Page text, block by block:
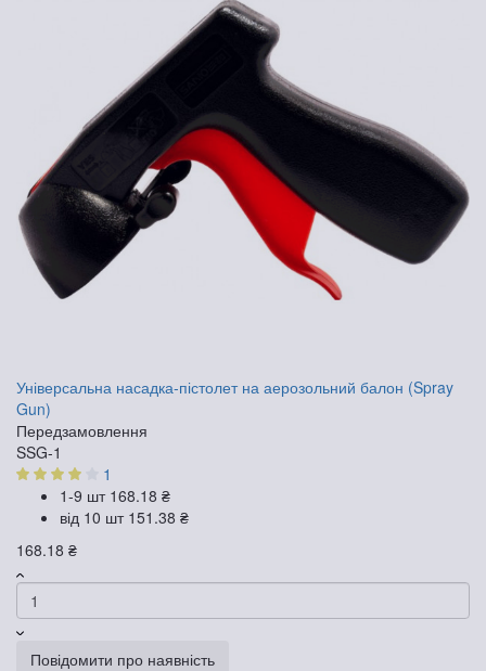
Універсальна насадка-пістолет на аерозольний балон (Spray
Gun)
Передзамовлення
SSG-1
1
1-9 шт 168.18 ₴
від 10 шт 151.38 ₴
168.18 ₴
Повідомити про наявність